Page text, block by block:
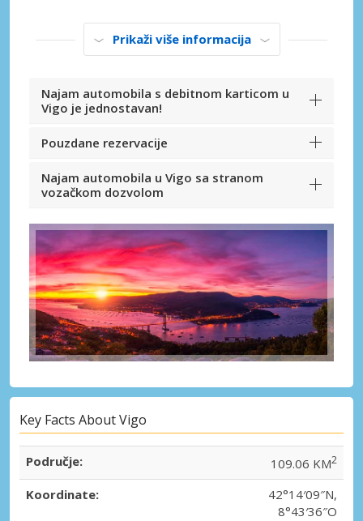
Prikaži više informacija
Najam automobila s debitnom karticom u
Vigo je jednostavan!
Pouzdane rezervacije
Najam automobila u Vigo sa stranom
vozačkom dozvolom
Key Facts About Vigo
Područje: 109.06 KM2
Koordinate:
42°14′09″N,
8°43′36″O